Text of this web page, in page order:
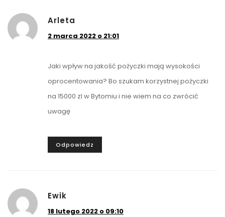
Arleta
2 marca 2022 o 21:01
Jaki wpływ na jakość pożyczki mają wysokości
oprocentowania? Bo szukam korzystnej pożyczki
na 15000 zl w Bytomiu i nie wiem na co zwrócić
uwagę
Odpowiedz
Ewik
18 lutego 2022 o 09:10